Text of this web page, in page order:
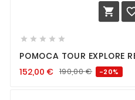

    
POMOCA TOUR EXPLORE
152,00 € 190,00€ -20%